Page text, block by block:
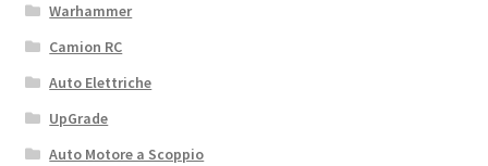
Warhammer
Camion RC
Auto Elettriche
UpGrade
Auto Motore a Scoppio